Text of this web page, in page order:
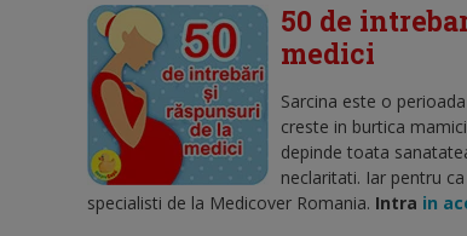
50 de
medici
Sarcina este o
creste in burtica
depinde toata
neclaritati. Iar pentru
specialisti de la Medicover Romania. Intra in